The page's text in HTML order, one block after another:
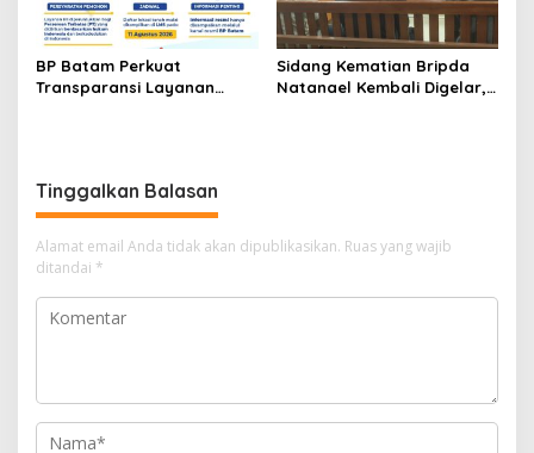
BP Batam Perkuat
Transparansi Layanan
Sidang Kematian Bripda
Natanael Kembali Digelar,
Tinggalkan Balasan
Alamat email Anda tidak akan dipublikasikan. Ruas yang wajib
ditandai *